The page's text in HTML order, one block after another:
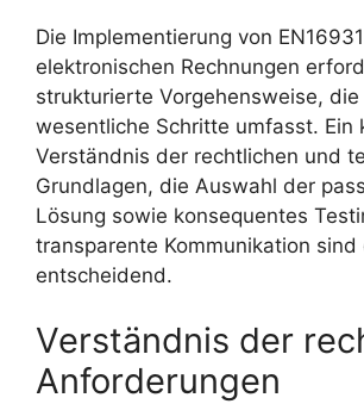
Die Implementierung von
elektronischen Rechnungen
strukturierte Vorgehensweise, die
wesentliche Schritte umfasst. Ein
Verständnis der rechtlichen und
Grundlagen, die Auswahl der
Lösung sowie konsequentes
transparente Kommunikation sind
entscheidend.
Verständnis der
Anforderungen